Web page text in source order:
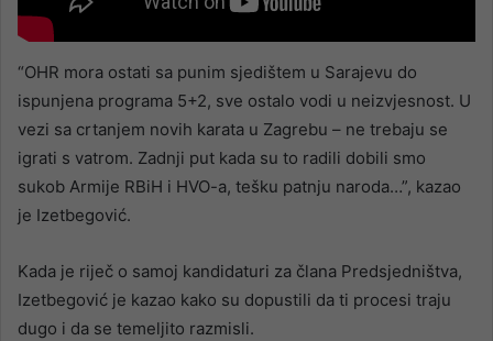
“OHR mora ostati sa punim sjedištem u Sarajevu do
ispunjena programa 5+2, sve ostalo vodi u neizvjesnost. U
vezi sa crtanjem novih karata u Zagrebu – ne trebaju se
igrati s vatrom. Zadnji put kada su to radili dobili smo
sukob Armije RBiH i HVO-a, tešku patnju naroda…”, kazao
je Izetbegović.
Kada je riječ o samoj kandidaturi za člana Predsjedništva,
Izetbegović je kazao kako su dopustili da ti procesi traju
dugo i da se temeljito razmisli.